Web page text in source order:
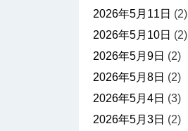
2026年5月11日 (2)
2026年5月10日 (2)
2026年5月9日 (2)
2026年5月8日 (2)
2026年5月4日 (3)
2026年5月3日 (2)